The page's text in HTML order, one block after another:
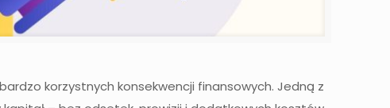
korzystnych konsekwencji finansowych. Jedną z